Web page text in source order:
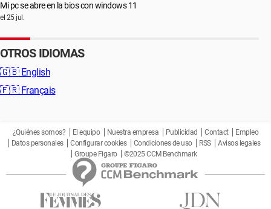
Mi pc se abre en la bios con windows 11
el 25 jul.
OTROS IDIOMAS
🇬🇧 English
🇫🇷 Français
¿Quiénes somos? El equipo Nuestra empresa Publicidad Contact
Empleo
Datos personales
Configurar cookies Condiciones de uso RSS
Avisos legales
Groupe Figaro
©2025 CCM Benchmark